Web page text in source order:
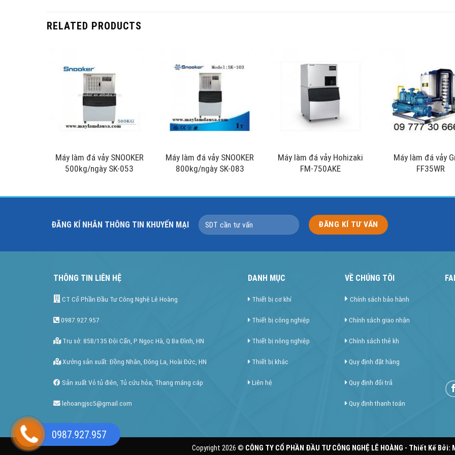
RELATED PRODUCTS
Máy làm đá vảy SNOOKER
500kg/ngày SK-053
Máy làm đá vảy SNOOKER
800kg/ngày SK-083
Máy làm đá vảy Hohizaki
FM-750AKE
Máy làm đá vảy
FF35WR
ĐĂNG KÍ NHÂN THÔNG TIN KHUYẾN MẠI
THÔNG TIN LIÊN HỆ
CT Cổ Phần Đầu Tư Công Nghệ Lê Hoàng
0987.927.957
Trụ sở: 85B/135 Đội Cấn, P Ngọc Hà, Q Ba Đình, HN
Xưởng sản xuất: Đồng Nhân, Đông La, Hoài Đức, HN
Sản xuất Vỏ tủ điên, Tủ cứu hỏa, Thang máng cáp
lehoangjsc5@gmail.com
DANH MỤC
Thiết bị cơ khí
Thiết bị công nghiệp
Thiết bị nông nghiệp
Thiết bị khác
Liên hệ
VỀ CHÚNG TÔI
Chính sách bảo hành
Chính sách giao nhận
Chính sách thẻ kh
Quy định đặt hàng
Quy định đổi trả
Quy định thanh toán
Copyright 2026 © CÔNG TY CỔ PHẦN ĐẦU TƯ CÔNG NGHỆ LÊ HOÀNG - Thiết Kế Bởi:
0987.927.957